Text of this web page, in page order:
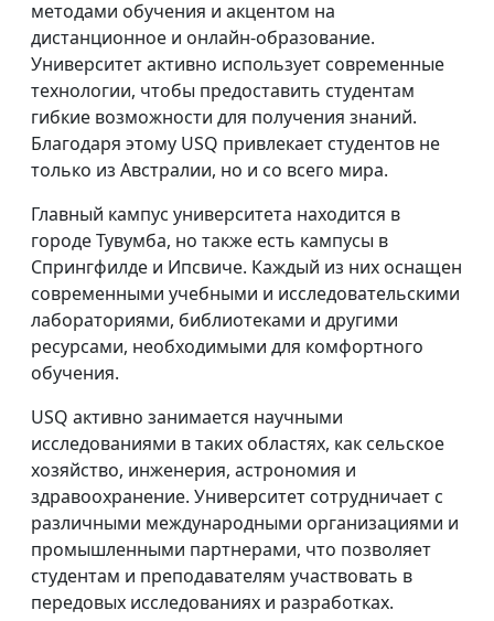
методами обучения и акцентом на
дистанционное и онлайн-образование.
Университет активно использует современные
технологии, чтобы предоставить студентам
гибкие возможности для получения знаний.
Благодаря этому USQ привлекает студентов не
только из Австралии, но и со всего мира.
Главный кампус университета находится в
городе Тувумба, но также есть кампусы в
Спрингфилде и Ипсвиче. Каждый из них оснащен
современными учебными и исследовательскими
лабораториями, библиотеками и другими
ресурсами, необходимыми для комфортного
обучения.
USQ активно занимается научными
исследованиями в таких областях, как сельское
хозяйство, инженерия, астрономия и
здравоохранение. Университет сотрудничает с
различными международными организациями и
промышленными партнерами, что позволяет
студентам и преподавателям участвовать в
передовых исследованиях и разработках.